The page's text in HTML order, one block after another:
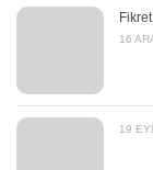
16
19